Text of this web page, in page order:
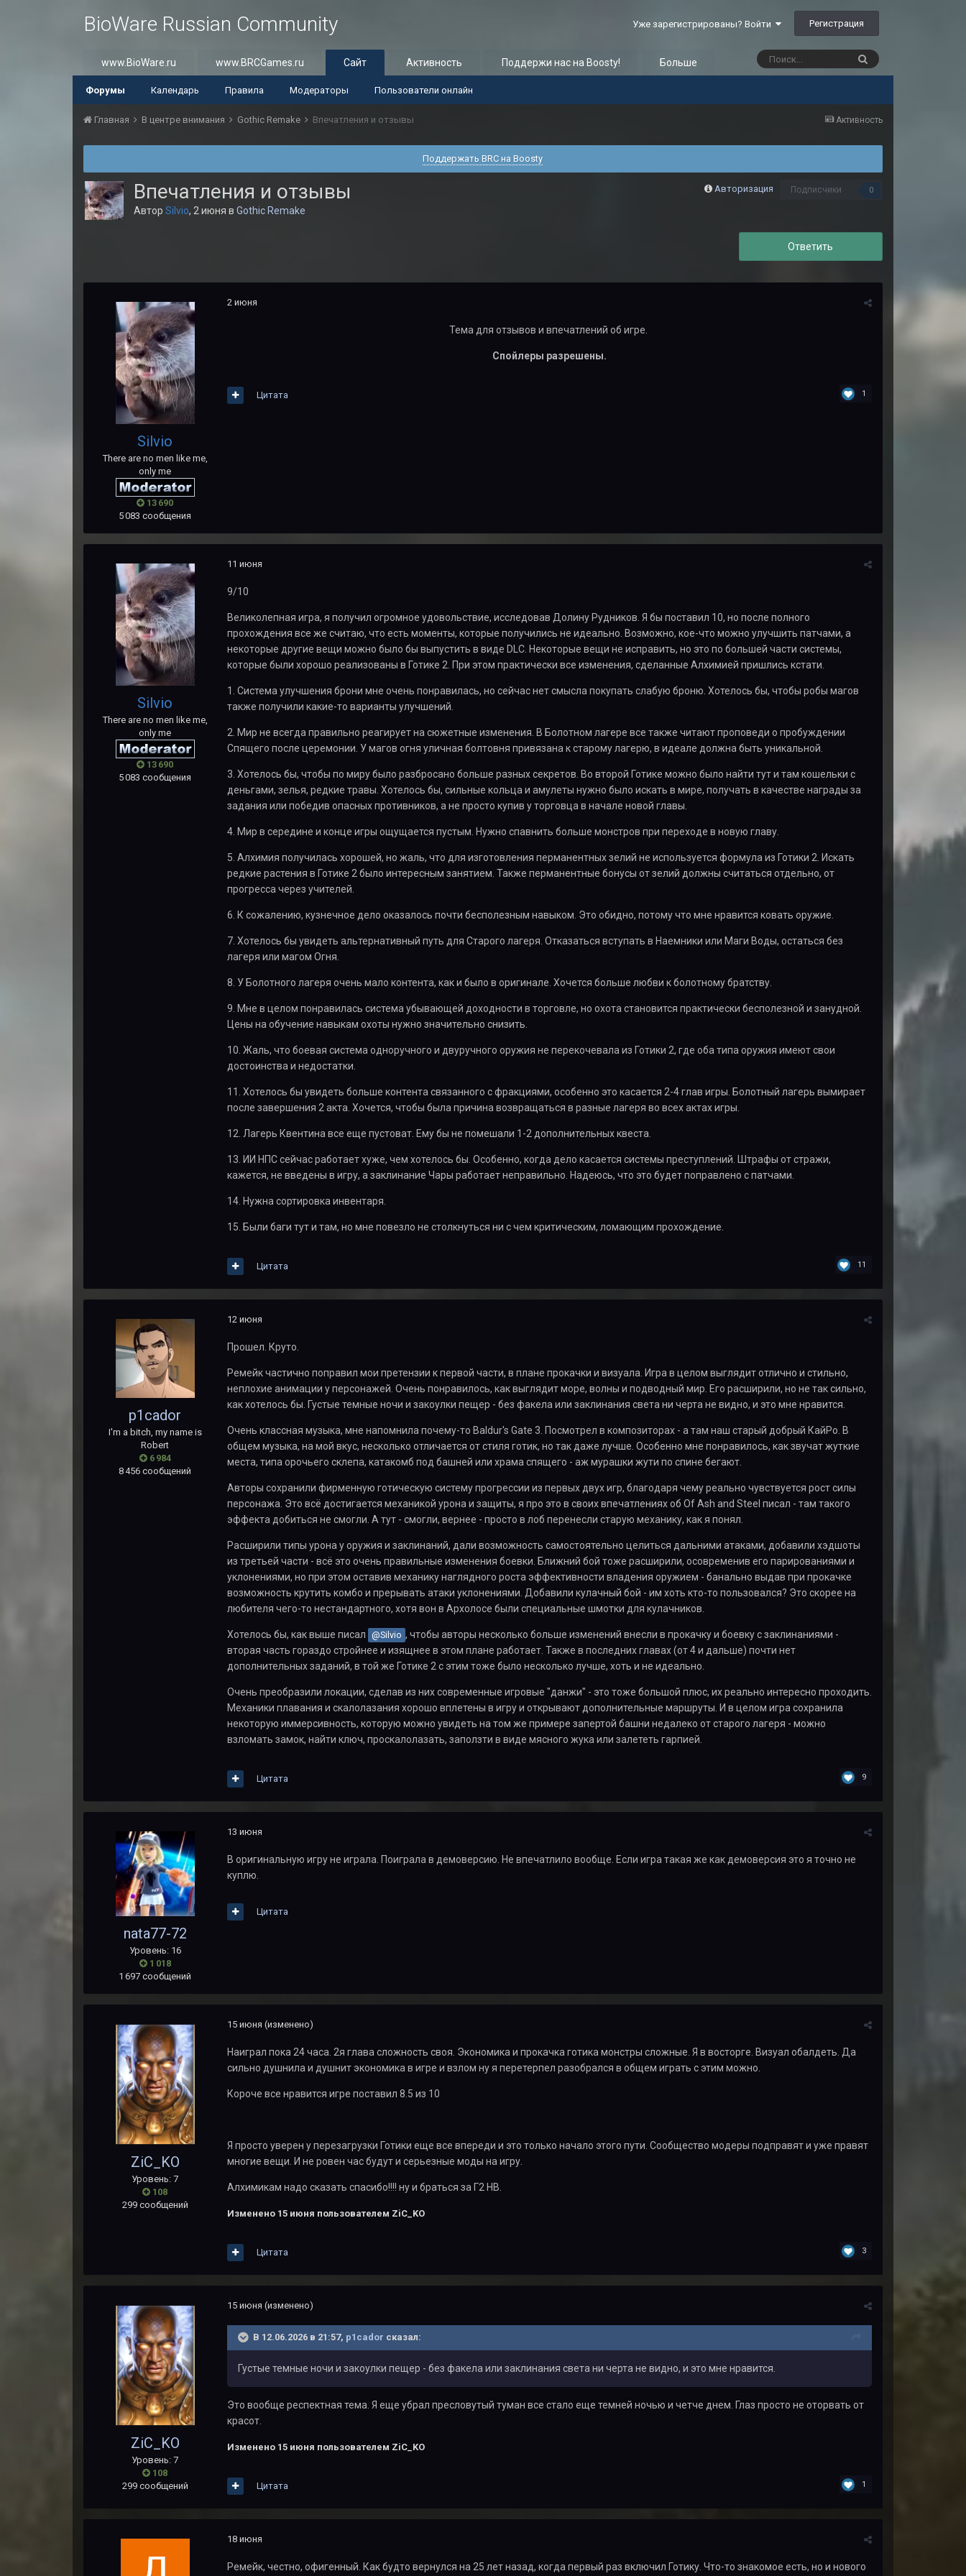
BioWare Russian Community Уже зарегистрированы? Войти Регистрация
www.BioWare.ru www.BRCGames.ru Сайт
Форумы Календарь Правила Модераторы Пользователи онлайн
Активность Поддержи нас на Boosty! Больше
Активность
Главная В центре внимания Gothic Remake Впечатления и отзывы
Поддержать BRC на Boosty
Авторизация Подписчики 0
Впечатления и отзывы
Автор Silvio, 2 июня в Gothic Remake
Ответить
Silvio
There are no men like me,
only me
13 690
5 083 сообщения
2 июня
Тема для отзывов и впечатлений об игре.
Спойлеры разрешены.
1
Цитата
Silvio
There are no men like me,
only me
13 690
5 083 сообщения
11 июня
9/10
Великолепная игра, я получил огромное удовольствие, исследовав Долину Рудников. Я бы поставил 10, но после полного
прохождения все же считаю, что есть моменты, которые получились не идеально. Возможно, кое-что можно улучшить патчами, а
некоторые другие вещи можно было бы выпустить в виде DLC. Некоторые вещи не исправить, но это по большей части системы,
которые были хорошо реализованы в Готике 2. При этом практически все изменения, сделанные Алхимией пришлись кстати.
1. Система улучшения брони мне очень понравилась, но сейчас нет смысла покупать слабую броню. Хотелось бы, чтобы робы магов
также получили какие-то варианты улучшений.
2. Мир не всегда правильно реагирует на сюжетные изменения. В Болотном лагере все также читают проповеди о пробуждении
Спящего после церемонии. У магов огня уличная болтовня привязана к старому лагерю, в идеале должна быть уникальной.
3. Хотелось бы, чтобы по миру было разбросано больше разных секретов. Во второй Готике можно было найти тут и там кошельки с
деньгами, зелья, редкие травы. Хотелось бы, сильные кольца и амулеты нужно было искать в мире, получать в качестве награды за
задания или победив опасных противников, а не просто купив у торговца в начале новой главы.
4. Мир в середине и конце игры ощущается пустым. Нужно спавнить больше монстров при переходе в новую главу.
5. Алхимия получилась хорошей, но жаль, что для изготовления перманентных зелий не используется формула из Готики 2. Искать
редкие растения в Готике 2 было интересным занятием. Также перманентные бонусы от зелий должны считаться отдельно, от
прогресса через учителей.
6. К сожалению, кузнечное дело оказалось почти бесполезным навыком. Это обидно, потому что мне нравится ковать оружие.
7. Хотелось бы увидеть альтернативный путь для Старого лагеря. Отказаться вступать в Наемники или Маги Воды, остаться без
лагеря или магом Огня.
8. У Болотного лагеря очень мало контента, как и было в оригинале. Хочется больше любви к болотному братству.
9. Мне в целом понравилась система убывающей доходности в торговле, но охота становится практически бесполезной и занудной.
Цены на обучение навыкам охоты нужно значительно снизить.
10. Жаль, что боевая система одноручного и двуручного оружия не перекочевала из Готики 2, где оба типа оружия имеют свои
достоинства и недостатки.
11. Хотелось бы увидеть больше контента связанного с фракциями, особенно это касается 2-4 глав игры. Болотный лагерь вымирает
после завершения 2 акта. Хочется, чтобы была причина возвращаться в разные лагеря во всех актах игры.
12. Лагерь Квентина все еще пустоват. Ему бы не помешали 1-2 дополнительных квеста.
13. ИИ НПС сейчас работает хуже, чем хотелось бы. Особенно, когда дело касается системы преступлений. Штрафы от стражи,
кажется, не введены в игру, а заклинание Чары работает неправильно. Надеюсь, что это будет поправлено с патчами.
14. Нужна сортировка инвентаря.
15. Были баги тут и там, но мне повезло не столкнуться ни с чем критическим, ломающим прохождение.
11
Цитата
p1cador
I'm a bitch, my name is
Robert
6 984
8 456 сообщений
12 июня
Прошел. Круто.
Ремейк частично поправил мои претензии к первой части, в плане прокачки и визуала. Игра в целом выглядит отлично и стильно,
неплохие анимации у персонажей. Очень понравилось, как выглядит море, волны и подводный мир. Его расширили, но не так сильно,
как хотелось бы. Густые темные ночи и закоулки пещер - без факела или заклинания света ни черта не видно, и это мне нравится.
Очень классная музыка, мне напомнила почему-то Baldur's Gate 3. Посмотрел в композиторах - а там наш старый добрый КайРо. В
общем музыка, на мой вкус, несколько отличается от стиля готик, но так даже лучше. Особенно мне понравилось, как звучат жуткие
места, типа орочьего склепа, катакомб под башней или храма спящего - аж мурашки жути по спине бегают.
Авторы сохранили фирменную готическую систему прогрессии из первых двух игр, благодаря чему реально чувствуется рост силы
персонажа. Это всё достигается механикой урона и защиты, я про это в своих впечатлениях об Of Ash and Steel писал - там такого
эффекта добиться не смогли. А тут - смогли, вернее - просто в лоб перенесли старую механику, как я понял.
Расширили типы урона у оружия и заклинаний, дали возможность самостоятельно целиться дальними атаками, добавили хэдшоты
из третьей части - всё это очень правильные изменения боевки. Ближний бой тоже расширили, осовременив его парированиями и
уклонениями, но при этом оставив механику наглядного роста эффективности владения оружием - банально выдав при прокачке
возможность крутить комбо и прерывать атаки уклонениями. Добавили кулачный бой - им хоть кто-то пользовался? Это скорее на
любителя чего-то нестандартного, хотя вон в Архолосе были специальные шмотки для кулачников.
Хотелось бы, как выше писал @Silvio , чтобы авторы несколько больше изменений внесли в прокачку и боевку с заклинаниями -
вторая часть гораздо стройнее и изящнее в этом плане работает. Также в последних главах (от 4 и дальше) почти нет
дополнительных заданий, в той же Готике 2 с этим тоже было несколько лучше, хоть и не идеально.
Очень преобразили локации, сделав из них современные игровые "данжи" - это тоже большой плюс, их реально интересно проходить.
Механики плавания и скалолазания хорошо вплетены в игру и открывают дополнительные маршруты. И в целом игра сохранила
некоторую иммерсивность, которую можно увидеть на том же примере запертой башни недалеко от старого лагеря - можно
взломать замок, найти ключ, проскалолазать, заползти в виде мясного жука или залететь гарпией.
9
Цитата
nata77-72
Уровень: 16
1 018
1 697 сообщений
13 июня
В оригинальную игру не играла. Поиграла в демоверсию. Не впечатлило вообще. Если игра такая же как демоверсия это я точно не
куплю.
Цитата
ZiC_KO
Уровень: 7
108
299 сообщений
15 июня (изменено)
Наиграл пока 24 часа. 2я глава сложность своя. Экономика и прокачка готика монстры сложные. Я в восторге. Визуал обалдеть. Да
сильно душнила и душнит экономика в игре и взлом ну я перетерпел разобрался в общем играть с этим можно.
Короче все нравится игре поставил 8.5 из 10
Я просто уверен у перезагрузки Готики еще все впереди и это только начало этого пути. Сообщество модеры подправят и уже правят
многие вещи. И не ровен час будут и серьезные моды на игру.
Алхимикам надо сказать спасибо!!!! ну и браться за Г2 НВ.
Изменено 15 июня пользователем ZiC_KO
3
Цитата
ZiC_KO
Уровень: 7
108
299 сообщений
15 июня (изменено)
В 12.06.2026 в 21:57, p1cador сказал:
Густые темные ночи и закоулки пещер - без факела или заклинания света ни черта не видно, и это мне нравится.
Это вообще респектная тема. Я еще убрал пресловутый туман все стало еще темней ночью и четче днем. Глаз просто не оторвать от
красот.
Изменено 15 июня пользователем ZiC_KO
1
Цитата
18 июня
Ремейк, честно, офигенный. Как будто вернулся на 25 лет назад, когда первый раз включил Готику. Что-то знакомое есть, но и нового